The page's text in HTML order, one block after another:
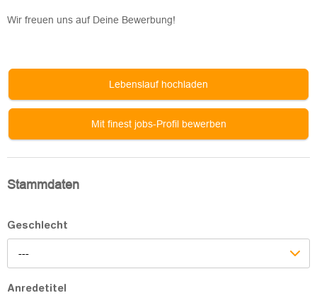
Wir freuen uns auf Deine Bewerbung!
Lebenslauf hochladen
Mit finest jobs-Profil bewerben
Stammdaten
Geschlecht
---
Anredetitel